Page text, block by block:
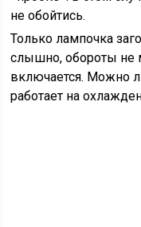
не обойтись.
Только лампочка
слышно, обороты не
включается. Можно
работает на